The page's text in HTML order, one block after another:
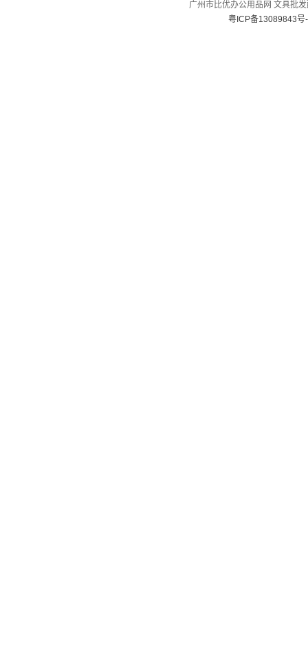
广州市比优办公用品网 文具批
粤ICP备13089843号